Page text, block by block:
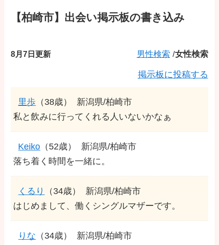
【柏崎市】出会い掲示板の書き込み
8月7日更新 男性検索 /女性検索
掲示板に投稿する
里歩 （38歳）
新潟県/柏崎市
私と飲みに行ってくれる人いないかなぁ
Keiko （52歳）
新潟県/柏崎市
落ち着く時間を一緒に。
くるり （34歳）
新潟県/柏崎市
はじめまして、働くシングルマザーです。
りな （34歳）
新潟県/柏崎市